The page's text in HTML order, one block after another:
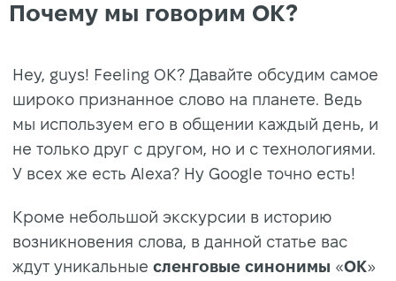
Почему мы говорим ОК?
Hey, guys! Feeling OK? Давайте обсудим самое
широко признанное слово на планете. Ведь
мы используем его в общении каждый день, и
не только друг с другом, но и с технологиями.
У всех же есть Alexa? Ну Google точно есть!
Кроме небольшой экскурсии в историю
возникновения слова, в данной статье вас
ждут уникальные сленговые синонимы «OK»